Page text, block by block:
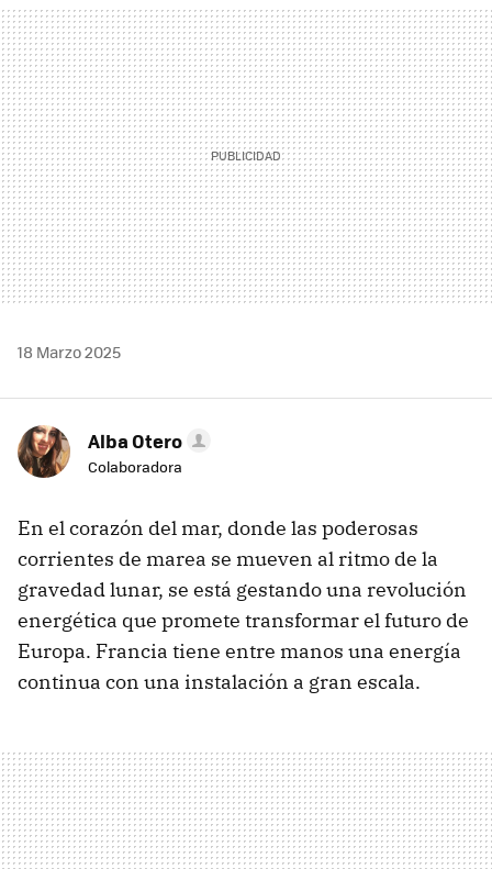
MAIL
18 Marzo 2025
Alba Otero
Colaboradora
En el corazón del mar, donde las poderosas
corrientes de marea se mueven al ritmo de la
gravedad lunar, se está gestando una revolución
energética que promete transformar el futuro de
Europa. Francia tiene entre manos una energía
continua con una instalación a gran escala.